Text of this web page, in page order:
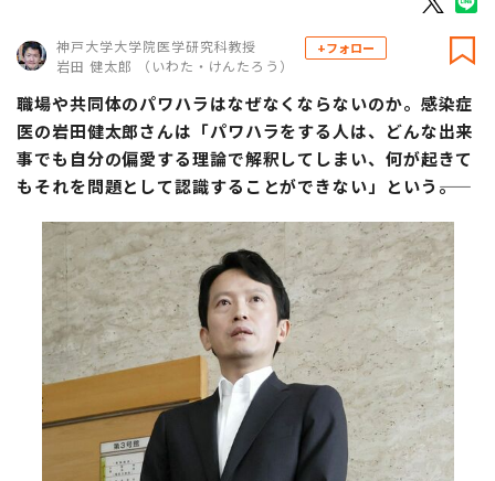
神戸大学大学院医学研究科教授
岩田 健太郎 （いわた・けんたろう）
+フォロー
職場や共同体のパワハラはなぜなくならないのか。感染症
医の岩田健太郎さんは「パワハラをする人は、どんな出来
事でも自分の偏愛する理論で解釈してしまい、何が起きて
もそれを問題として認識することができない」という――。